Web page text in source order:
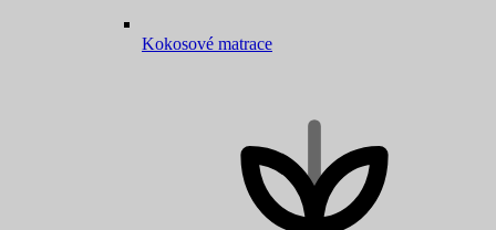
Kokosové matrace